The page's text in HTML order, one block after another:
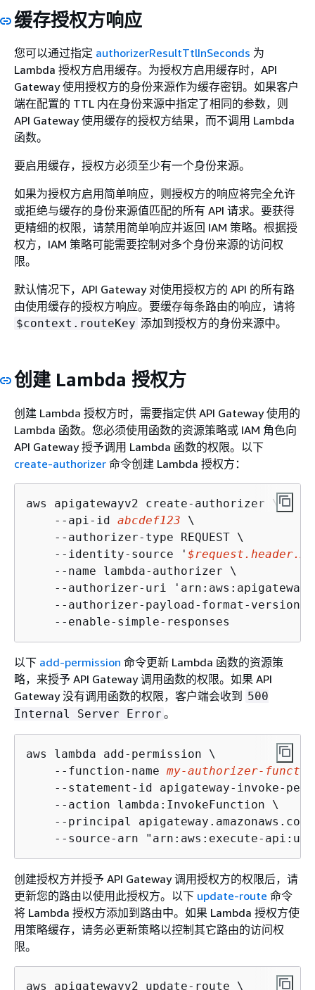
缓存授权方响应
您可以通过指定 authorizerResultTtlInSeconds 为
Lambda 授权方启用缓存。为授权方启用缓存时，API
Gateway 使用授权方的身份来源作为缓存密钥。如果客户
端在配置的 TTL 内在身份来源中指定了相同的参数，则
API Gateway 使用缓存的授权方结果，而不调用 Lambda
函数。
要启用缓存，授权方必须至少有一个身份来源。
如果为授权方启用简单响应，则授权方的响应将完全允许
或拒绝与缓存的身份来源值匹配的所有 API 请求。要获得
更精细的权限，请禁用简单响应并返回 IAM 策略。根据授
权方，IAM 策略可能需要控制对多个身份来源的访问权
限。
默认情况下，API Gateway 对使用授权方的 API 的所有路
由使用缓存的授权方响应。要缓存每条路由的响应，请将
$context.routeKey 添加到授权方的身份来源中。
创建 Lambda 授权方
创建 Lambda 授权方时，需要指定供 API Gateway 使用的
Lambda 函数。您必须使用函数的资源策略或 IAM 角色向
API Gateway 授予调用 Lambda 函数的权限。以下
create-authorizer 命令创建 Lambda 授权方：
aws apigatewayv2 create-authorizer \
    --api-id
abcdef123 \
    --authorizer-type REQUEST \
    --identity-source '
    --name lambda-authorizer \
    --authorizer-uri 'arn:aws:apigateway:
    --authorizer-payload-format-version '
    --enable-simple-responses
以下 add-permission 命令更新 Lambda 函数的资源策
略，来授予 API Gateway 调用函数的权限。如果 API
Gateway 没有调用函数的权限，客户端会收到 500
Internal Server Error 。
aws lambda add-permission \
    --function-name
my-authorizer-
--statement-id apigateway-invoke-
    --action lambda:InvokeFunction \
--principal apigateway.amazonaws.com
--source-arn "arn:aws:execute-
创建授权方并授予 API Gateway 调用授权方的权限后，请
更新您的路由以使用此授权方。以下 update-route 命令
将 Lambda 授权方添加到路由中。如果 Lambda 授权方使
用策略缓存，请务必更新策略以控制其它路由的访问权
限。
aws apigatewayv2 update-route \